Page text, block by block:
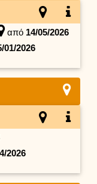
από 14/05/2026
01/2026
2026